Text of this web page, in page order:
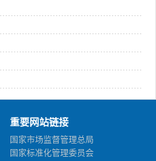
重要网站链接
国家市场监督管理总局
国家标准化管理委员会